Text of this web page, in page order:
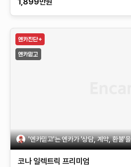
'엔카믿고'는 엔카가 '상담, 계약, 환불'
코나 일렉트릭 프리미엄